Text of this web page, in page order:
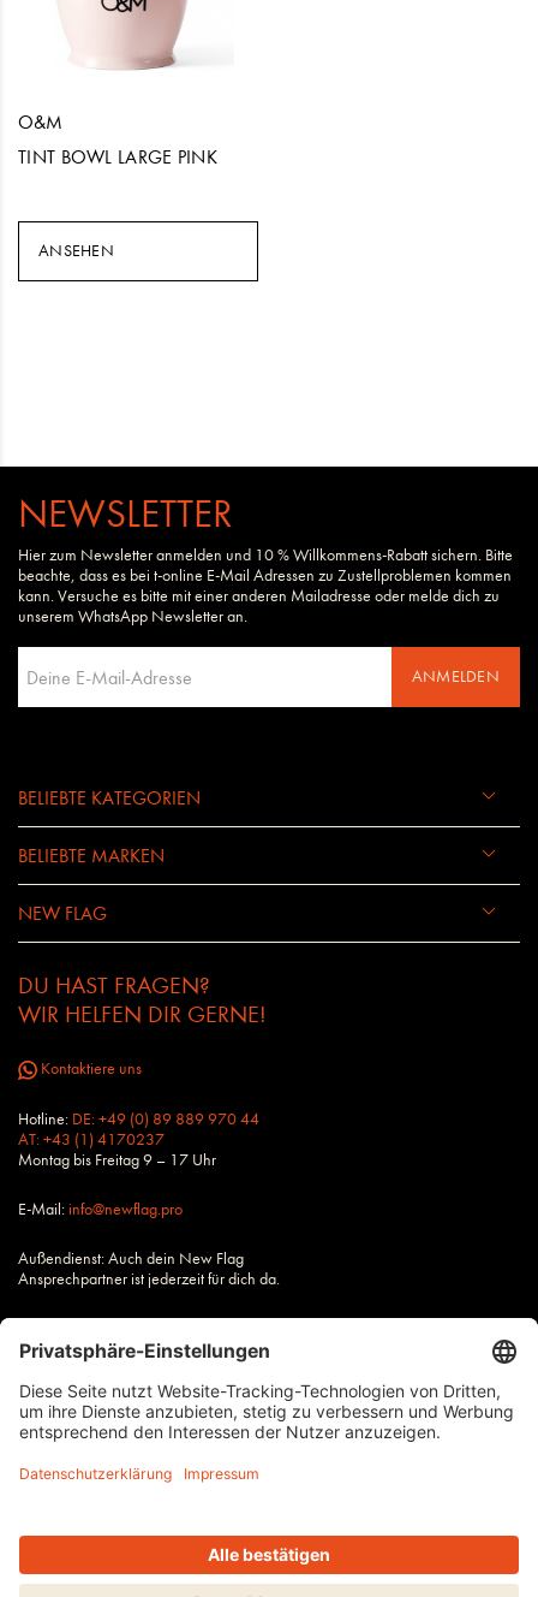
O&M
TINT BOWL LARGE PINK
ANSEHEN
NEWSLETTER
Hier zum Newsletter anmelden und 10 % Willkommens-Rabatt sichern. Bitte
beachte, dass es bei t-online E-Mail Adressen zu Zustellproblemen kommen
kann. Versuche es bitte mit einer anderen Mailadresse oder melde dich zu
unserem WhatsApp Newsletter an.
ANMELDEN
BELIEBTE KATEGORIEN
BELIEBTE MARKEN
NEW FLAG
DU HAST FRAGEN?
WIR HELFEN DIR GERNE!
Kontaktiere uns
Hotline: DE: +49 (0) 89 889 970 44
AT: +43 (1) 4170237
Montag bis Freitag 9 – 17 Uhr
E-Mail:info@newflag.pro
Außendienst: Auch dein New Flag
Ansprechpartner ist jederzeit für dich da.
Alle Preise zzgl. Steuern und Versandkosten, wenn nicht anders
beschrieben.
Datenschutz